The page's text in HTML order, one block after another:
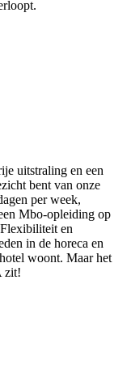
uitstraling en een
bent van onze
per week,
Mbo-opleiding op
en
in de horeca en
woont. Maar het
zit!